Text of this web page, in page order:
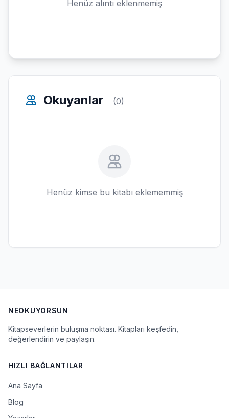
Henüz alıntı eklenmemiş
Okuyanlar (0)
Henüz kimse bu kitabı eklememmiş
NEOKUYORSUN
Kitapseverlerin buluşma noktası. Kitapları keşfedin,
değerlendirin ve paylaşın.
HIZLI BAĞLANTILAR
Ana Sayfa
Blog